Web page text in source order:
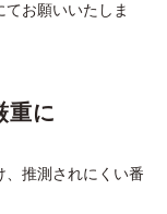
お願いいたしま
重に
、推測されにくい番